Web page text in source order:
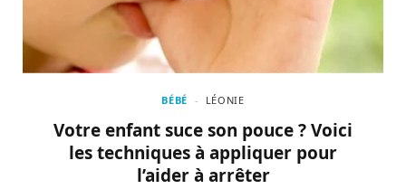
BÉBÉ LÉONIE
Votre enfant suce son pouce ? Voici
les techniques à appliquer pour
l’aider à arrêter